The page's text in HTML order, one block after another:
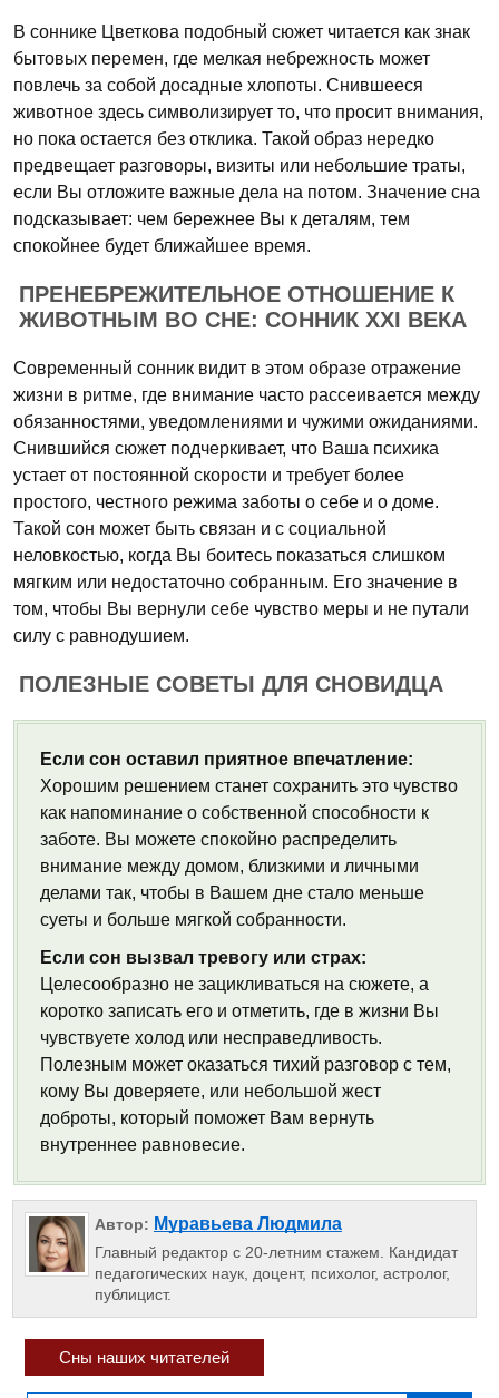
В соннике Цветкова подобный сюжет читается как знак
бытовых перемен, где мелкая небрежность может
повлечь за собой досадные хлопоты. Снившееся
животное здесь символизирует то, что просит внимания,
но пока остается без отклика. Такой образ нередко
предвещает разговоры, визиты или небольшие траты,
если Вы отложите важные дела на потом. Значение сна
подсказывает: чем бережнее Вы к деталям, тем
спокойнее будет ближайшее время.
ПРЕНЕБРЕЖИТЕЛЬНОЕ ОТНОШЕНИЕ К
ЖИВОТНЫМ ВО СНЕ: СОННИК XXI ВЕКА
Современный сонник видит в этом образе отражение
жизни в ритме, где внимание часто рассеивается между
обязанностями, уведомлениями и чужими ожиданиями.
Снившийся сюжет подчеркивает, что Ваша психика
устает от постоянной скорости и требует более
простого, честного режима заботы о себе и о доме.
Такой сон может быть связан и с социальной
неловкостью, когда Вы боитесь показаться слишком
мягким или недостаточно собранным. Его значение в
том, чтобы Вы вернули себе чувство меры и не путали
силу с равнодушием.
ПОЛЕЗНЫЕ СОВЕТЫ ДЛЯ СНОВИДЦА
Если сон оставил приятное впечатление:
Хорошим решением станет сохранить это чувство
как напоминание о собственной способности к
заботе. Вы можете спокойно распределить
внимание между домом, близкими и личными
делами так, чтобы в Вашем дне стало меньше
суеты и больше мягкой собранности.
Если сон вызвал тревогу или страх:
Целесообразно не зацикливаться на сюжете, а
коротко записать его и отметить, где в жизни Вы
чувствуете холод или несправедливость.
Полезным может оказаться тихий разговор с тем,
кому Вы доверяете, или небольшой жест
доброты, который поможет Вам вернуть
внутреннее равновесие.
Автор: Муравьева Людмила
Главный редактор с 20-летним стажем. Кандидат
педагогических наук, доцент, психолог, астролог,
публицист.
Сны наших читателей